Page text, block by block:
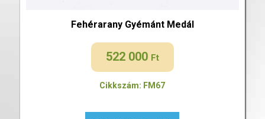
Fehérarany Gyémánt Medál
522 000 Ft
Cikkszám: FM67